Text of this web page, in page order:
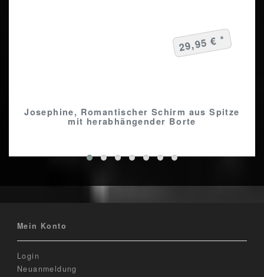
Josephine, Romantischer Schirm aus Spitze
mit herabhängender Borte
29,95 € *
Mein Konto
Login
Neuanmeldung